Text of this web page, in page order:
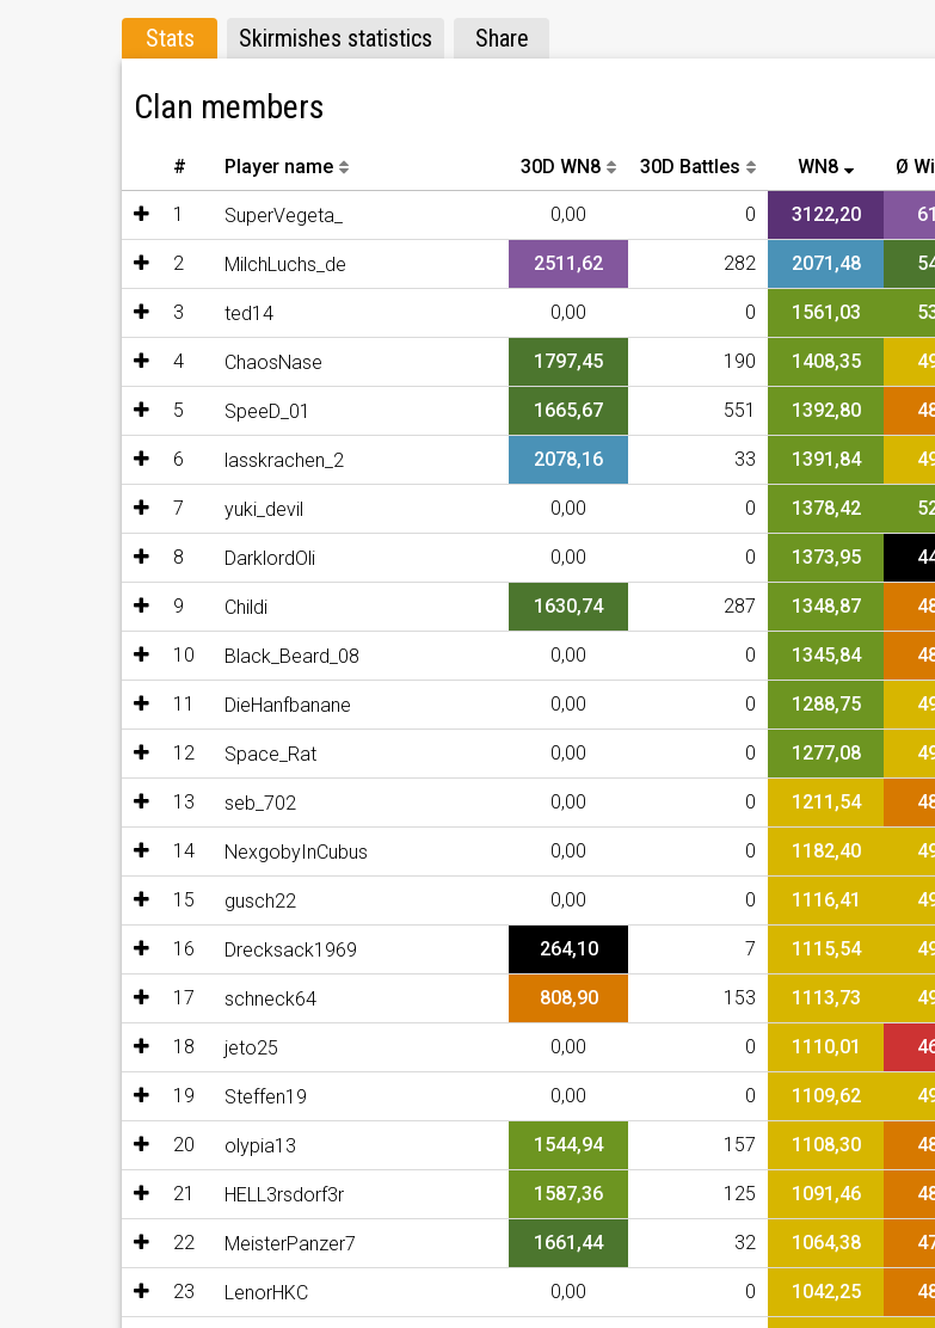
Stats Skirmishes statistics Share
Clan members
# Player name 30D WN8 30D Battles WN8 Ø
1 SuperVegeta_ 0,00 0 3122,20
2 MilchLuchs_de 2511,62 282 2071,48
3 ted14 0,00 0 1561,03
4 ChaosNase 1797,45 190 1408,35
5 SpeeD_01 1665,67 551 1392,80
6 lasskrachen_2 2078,16 33 1391,84
7 yuki_devil 0,00 0 1378,42
8 DarklordOli 0,00 0 1373,95
9 Childi 1630,74 287 1348,87
10 Black_Beard_08 0,00 0 1345,84
11 DieHanfbanane 0,00 0 1288,75
12 Space_Rat 0,00 0 1277,08
13 seb_702 0,00 0 1211,54
14 NexgobyInCubus 0,00 0 1182,40
15 gusch22 0,00 0 1116,41
16 Drecksack1969 264,10 7 1115,54
17 schneck64 808,90 153 1113,73
18 jeto25 0,00 0 1110,01
19 Steffen19 0,00 0 1109,62
20 olypia13 1544,94 157 1108,30
21 HELL3rsdorf3r 1587,36 125 1091,46
22 MeisterPanzer7 1661,44 32 1064,38
23 LenorHKC 0,00 0 1042,25